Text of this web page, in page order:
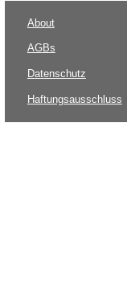
About
AGBs
Datenschutz
Haftungsausschluss